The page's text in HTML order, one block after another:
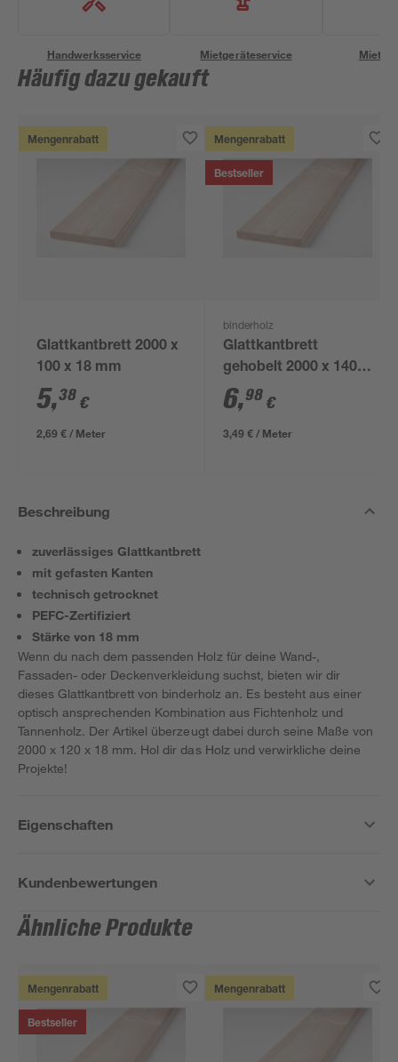
Handwerksservice Mietgeräteservice
Häufig dazu gekauft
Mengenrabatt
Glattkantbrett 2000 x
100 x 18 mm
5,38 €
2,69 € / Meter
Mengenrabatt
Bestseller
binderholz
Glattkantbrett
gehobelt 2000 x 140 x
18 mm
6,98 €
3,49 € / Meter
Beschreibung
zuverlässiges Glattkantbrett
mit gefasten Kanten
technisch getrocknet
PEFC-Zertifiziert
Stärke von 18 mm
Wenn du nach dem passenden Holz für deine Wand-,
Fassaden- oder Deckenverkleidung suchst, bieten wir dir
dieses Glattkantbrett von binderholz an. Es besteht aus einer
optisch ansprechenden Kombination aus Fichtenholz und
Tannenholz. Der Artikel überzeugt dabei durch seine Maße von
2000 x 120 x 18 mm. Hol dir das Holz und verwirkliche deine
Projekte!
Eigenschaften
Kundenbewertungen
Ähnliche Produkte
Mengenrabatt
Bestseller
Mengenrabatt